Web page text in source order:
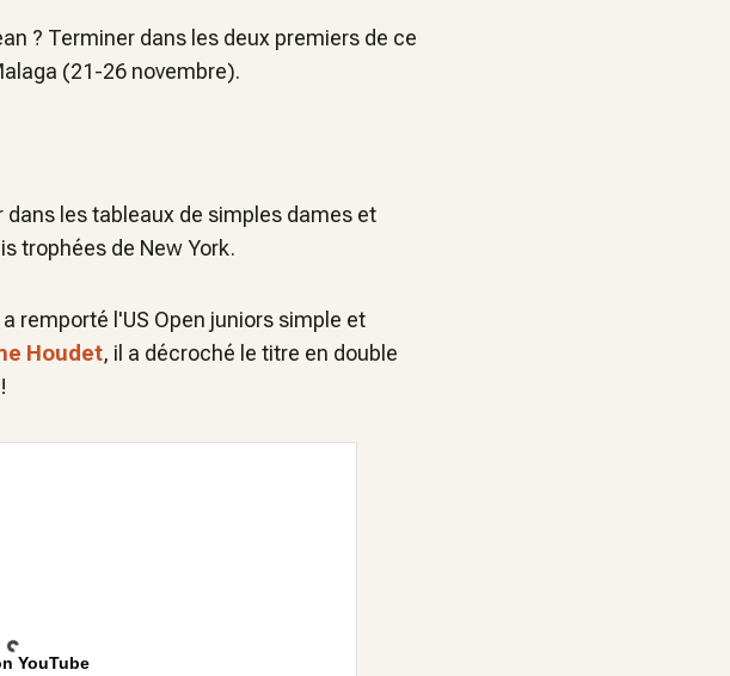
? Terminer dans les deux premiers de ce
(21-26 novembre).
les tableaux de simples dames et
trophées de New York.
a remporté l'US Open juniors simple et
Houdet, il a décroché le titre en double
YouTube